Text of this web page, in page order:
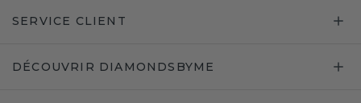
SERVICE CLIENT
DÉCOUVRIR DIAMONDSBYME